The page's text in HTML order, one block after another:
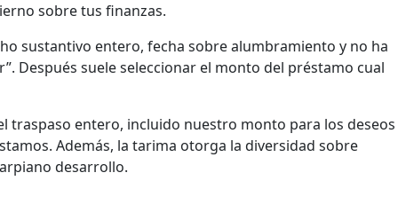
sobre tus finanzas.
sustantivo entero, fecha sobre alumbramiento y no ha
Después suele seleccionar el monto del préstamo cual
traspaso entero, incluido nuestro monto para los deseos
Además, la tarima otorga la diversidad sobre
desarrollo.